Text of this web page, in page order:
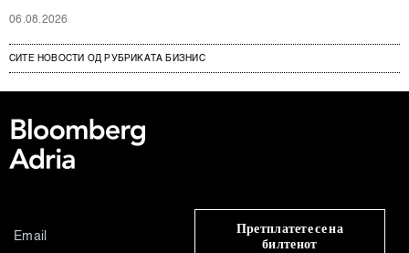
06.08.2026
СИТЕ НОВОСТИ ОД РУБРИКАТА БИЗНИС
Претплатете се на
билтенот